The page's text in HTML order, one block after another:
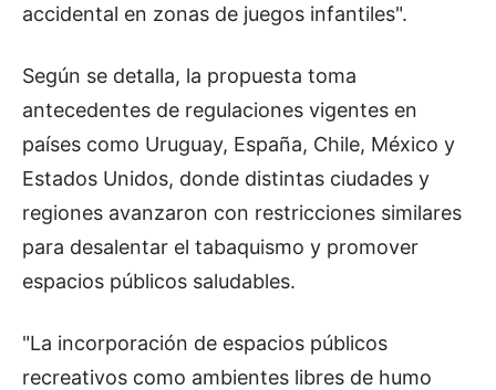
accidental en zonas de juegos infantiles".
Según se detalla, la propuesta toma
antecedentes de regulaciones vigentes en
países como Uruguay, España, Chile, México y
Estados Unidos, donde distintas ciudades y
regiones avanzaron con restricciones similares
para desalentar el tabaquismo y promover
espacios públicos saludables.
"La incorporación de espacios públicos
recreativos como ambientes libres de humo